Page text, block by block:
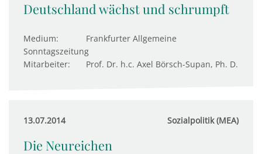
Deutschland wächst und schrumpft
Medium:
Frankfurter Allgemeine
Sonntagszeitung
Mitarbeiter:
Prof. Dr. h.c. Axel Börsch-Supan, Ph. D.
13.07.2014 Sozialpolitik (MEA)
Die Neureichen